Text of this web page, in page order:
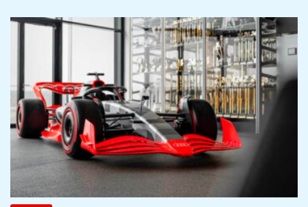
кросса
Экстремом
после
двух